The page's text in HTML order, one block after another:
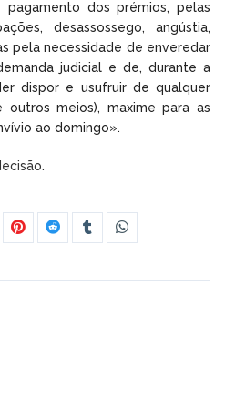
dos prémios, pelas
desassossego, angústia,
pela necessidade de enveredar
judicial e de, durante a
dispor e usufruir de qualquer
meios), maxime para as
ao domingo».